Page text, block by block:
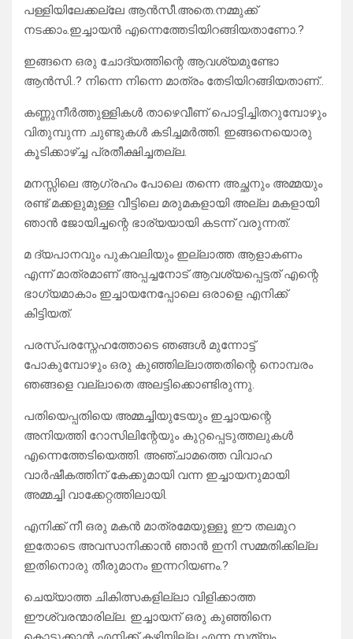
പള്ളിയിലേക്കല്ലേ ആൻസീ.അതെ.നമ്മുക്ക്
നടക്കാം.ഇച്ചായൻ എന്നെത്തേടിയിറങ്ങിയതാണോ.?
ഇങ്ങനെ ഒരു ചോദ്യത്തിന്റെ ആവശ്യമുണ്ടോ
ആൻസി..? നിന്നെ നിന്നെ മാത്രം തേടിയിറങ്ങിയതാണ്..
കണ്ണുനീർത്തുള്ളികൾ താഴെവീണ് പൊട്ടിച്ചിതറുമ്പോഴും
വിതുമ്പുന്ന ചുണ്ടുകൾ കടിച്ചമർത്തി. ഇങ്ങനെയൊരു
കൂടിക്കാഴ്ച്ച പ്രതീക്ഷിച്ചതല്ല.
മനസ്സിലെ ആഗ്രഹം പോലെ തന്നെ അച്ഛനും അമ്മയും
രണ്ട് മക്കളുമുള്ള വീട്ടിലെ മരുമകളായി അല്ല മകളായി
ഞാൻ ജോയിച്ചന്റെ ഭാര്യയായി കടന്ന് വരുന്നത്.
മ ദ്യപാനവും പുകവലിയും ഇല്ലാത്ത ആളാകണം
എന്ന് മാത്രമാണ് അപ്പച്ചനോട് ആവശ്യപ്പെട്ടത് എന്റെ
ഭാഗ്യമാകാം ഇച്ചായനേപ്പോലെ ഒരാളെ എനിക്ക്
കിട്ടിയത്.
പരസ്പരസ്നേഹത്തോടെ ഞങ്ങൾ മുന്നോട്ട്
പോകുമ്പോഴും ഒരു കുഞ്ഞില്ലാത്തതിന്റെ നൊമ്പരം
ഞങ്ങളെ വല്ലാതെ അലട്ടിക്കൊണ്ടിരുന്നു.
പതിയെപ്പതിയെ അമ്മച്ചിയുടേയും ഇച്ചായന്റെ
അനിയത്തി റോസിലിന്റേയും കുറ്റപ്പെടുത്തലുകൾ
എന്നെത്തേടിയെത്തി. അഞ്ചാമത്തെ വിവാഹ
വാർഷീകത്തിന് കേക്കുമായി വന്ന ഇച്ചായനുമായി
അമ്മച്ചി വാക്കേറ്റത്തിലായി.
എനിക്ക് നീ ഒരു മകൻ മാത്രമേയുള്ളൂ ഈ തലമുറ
ഇതോടെ അവസാനിക്കാൻ ഞാൻ ഇനി സമ്മതിക്കില്ല
ഇതിനൊരു തീരുമാനം ഇന്നറിയണം.?
ചെയ്യാത്ത ചികിത്സകളില്ലാ വിളിക്കാത്ത
ഈശ്വരന്മാരില്ല. ഇച്ചായന് ഒരു കുഞ്ഞിനെ